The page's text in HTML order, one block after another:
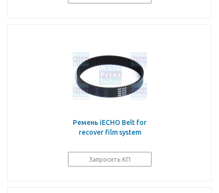
Ремень iECHO Belt for
recover film system
Запросить КП